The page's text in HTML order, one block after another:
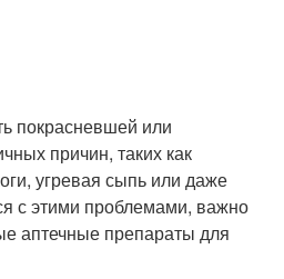
покрасневшей или
причин, таких как
угревая сыпь или даже
с этими проблемами, важно
аптечные препараты для